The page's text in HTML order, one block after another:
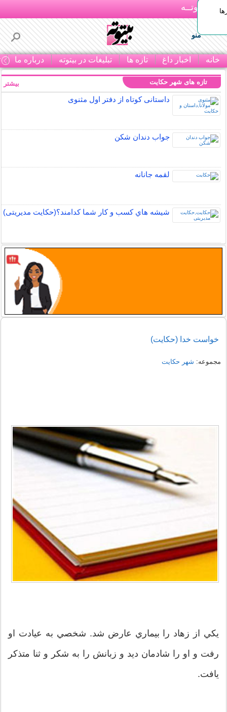
بـیتوتــه
منو
خانه اخبار داغ تازه ها تبلیغات در بیتوته درباره ما
تازه های شهر حکایت
داستانی کوتاه از دفتر اول مثنوی
جواب دندان شکن
لقمه جانانه
شيشه هاي كسب و كار شما كدامند؟(حکایت مدیریتی)
بیشتر
خواست خدا (حکایت)
مجموعه: شهر حکایت
يكي از زهاد را بيماري عارض شد. شخصي به عيادت او
رفت و او را شادمان ديد و زبانش را به شكر و ثنا متذكر
يافت.